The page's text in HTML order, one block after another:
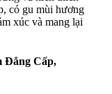
có gu mùi hương
xúc và mang lại
Đẳng Cấp,